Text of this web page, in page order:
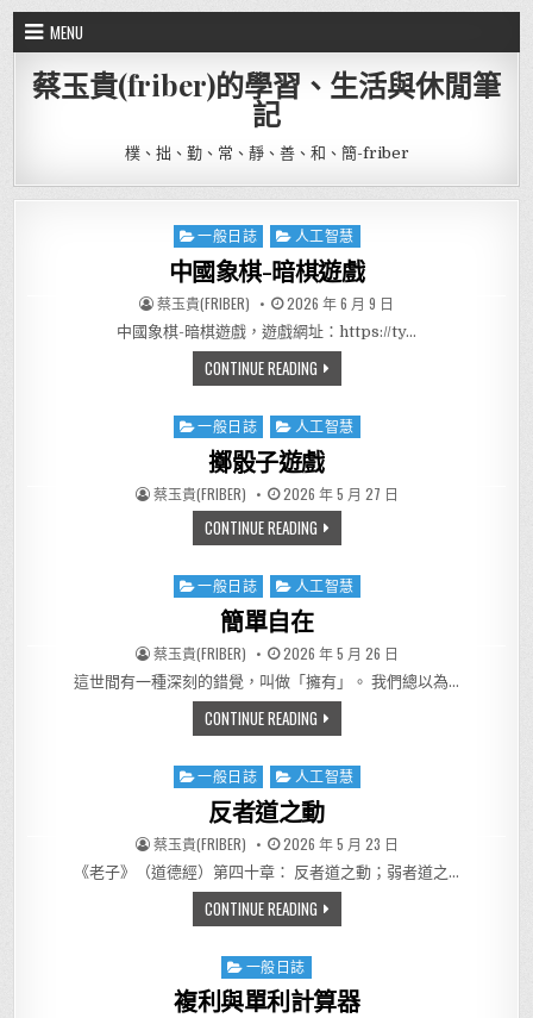
Skip to content
MENU
蔡玉貴(friber)的學習、生活與休閒筆
記
樸、拙、勤、常、靜、善、和、簡-friber
Posted in
一般日誌 人工智慧
中國象棋-暗棋遊戲
AUTHOR:
蔡玉貴(FRIBER) PUBLISHED DATE:
2026 年 6 月 9 日
中國象棋-暗棋遊戲，遊戲網址：https://ty…
CONTINUE READING中國象棋-暗棋遊戲
Posted in
一般日誌 人工智慧
擲骰子遊戲
AUTHOR:
蔡玉貴(FRIBER) PUBLISHED DATE:
2026 年 5 月 27 日
CONTINUE READING擲骰子遊戲
Posted in
一般日誌 人工智慧
簡單自在
AUTHOR:
蔡玉貴(FRIBER) PUBLISHED DATE:
2026 年 5 月 26 日
這世間有一種深刻的錯覺，叫做「擁有」。 我們總以為…
CONTINUE READING簡單自在
Posted in
一般日誌 人工智慧
反者道之動
AUTHOR:
蔡玉貴(FRIBER) PUBLISHED DATE:
2026 年 5 月 23 日
《老子》（道德經）第四十章： 反者道之動；弱者道之…
CONTINUE READING反者道之動
Posted in
一般日誌
複利與單利計算器